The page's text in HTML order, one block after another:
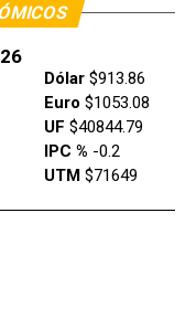
Dólar$913.86
Euro $1053.08
UF $40844.79
IPC % -0.2
UTM$71649